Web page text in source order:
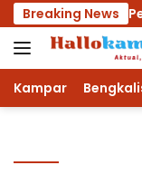
Langsung
ke
konten
Breaking News
Desa Koto
Kampar